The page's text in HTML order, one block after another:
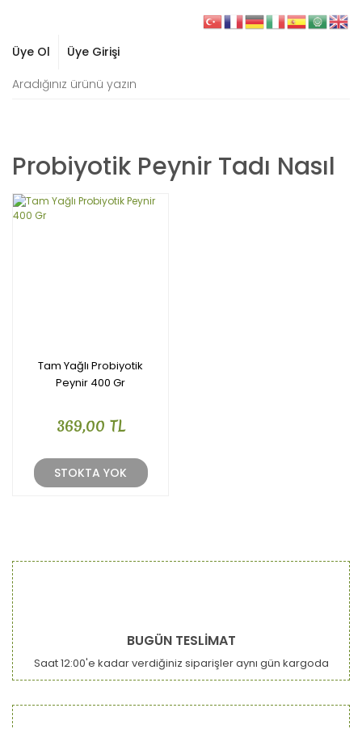
Üye Ol Üye Girişi
Probiyotik Peynir Tadı Nasıl
Tam Yağlı Probiyotik
Peynir 400 Gr
369,00 TL
STOKTA YOK
BUGÜN TESLİMAT
Saat 12:00'e kadar verdiğiniz siparişler aynı gün kargoda